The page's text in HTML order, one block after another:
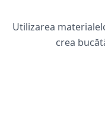
Utilizarea
crea